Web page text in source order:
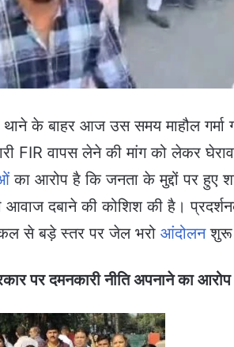
थाने के बाहर आज उस समय माहौल
FIR वापस लेने की मांग को लेकर
का आरोप है कि जनता के मुद्दों पर हुए
आवाज दबाने की कोशिश की है।
कल से बड़े स्तर पर जेल भरोआंदोलनशुरू
पर दमनकारी नीति अपनाने का